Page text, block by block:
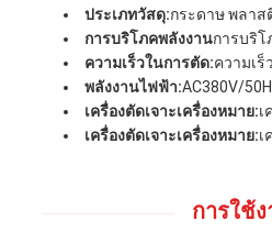
ประเภทวัสดุ:กระดาษ พลาส
การบริโภคพลังงานการบริโ
ความเร็วในการตัด:ความเร็
พลังงานไฟฟ้า:AC380V/
เครื่องตัดเจาะเครื่องหมาย:
เครื่องตัดเจาะเครื่องหมาย:เ
การใช้